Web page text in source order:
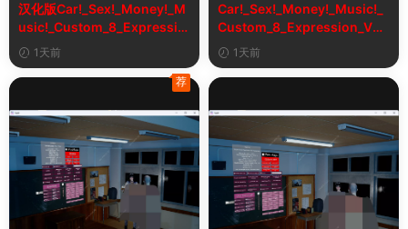
汉化版Car!_Sex!_Money!_M
usic!_Custom_8_Expressio
n_V2_1&车！性！钱！音乐！
自定义表情
1天前
Car!_Sex!_Money!_Music!_
Custom_8_Expression_V2_
1
1天前
荐